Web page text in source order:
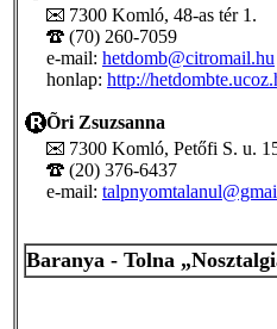
7300 Komló, 48-as tér 1.
(70) 260-7059
e-mail: hetdomb@citromail.hu
honlap: http://
Õri Zsuzsanna
7300 Komló, Petőfi S. u.
(20) 376-6437
e-mail:
Baranya - Tolna